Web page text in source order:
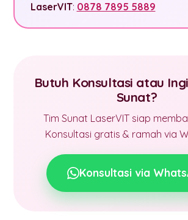
LaserVIT: 0878 7895 5889
Butuh Konsultasi atau
Sunat?
Tim Sunat LaserVIT siap
Konsultasi gratis & ramah via
Konsultasi via